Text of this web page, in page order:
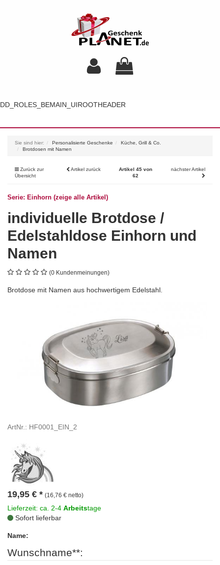
DD_ROLES_BEMAIN_UIROOTHEADER
Sie sind hier: Personalisierte Geschenke
Küche, Grill & Co.
Brotdosen mit Namen
Zurück zur
Übersicht
Artikel zurück
Artikel 45 von
62
nächster Artikel
Serie: Einhorn (zeige alle Artikel)
individuelle Brotdose /
Edelstahldose Einhorn und
Namen
(0 Kundenmeinungen)
Brotdose mit Namen aus hochwertigem Edelstahl.
ArtNr.: HF0001_EIN_2
19,95 € * (16,76 € netto)
Lieferzeit: ca. 2-4 Arbeitstage
Sofort lieferbar
Name:
Wunschname**: